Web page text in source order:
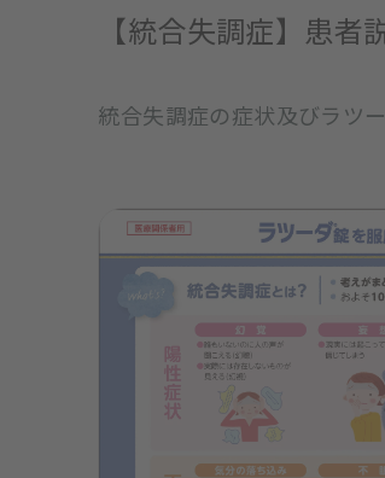
【統合失調症】患者
統合失調症の症状及びラツ